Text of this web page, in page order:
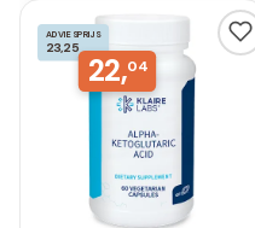
ADVIESPRIJS
23,25
22,04